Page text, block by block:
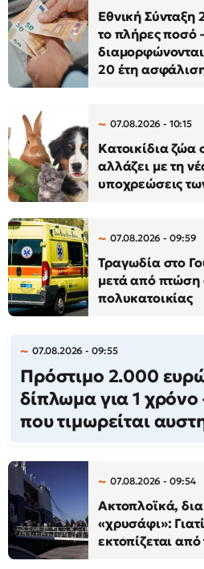
Εθνική
το πλήρες ποσό
20 έτη
07.08.2026 - 10:15
Κατοικίδια ζώα
αλλάζει με τη
υποχρεώσεις
07.08.2026 - 09:59
Τραγωδία στο
μετά από πτώση
πολυκατοικίας
07.08.2026 - 09:55
Πρόστιμο 2.000
δίπλωμα για 1
που τιμωρείται
07.08.2026 - 09:54
Ακτοπλοϊκά,
«χρυσάφι»:
εκτοπίζεται